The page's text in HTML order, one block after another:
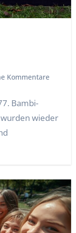
Kommentare
Bambi-
wieder